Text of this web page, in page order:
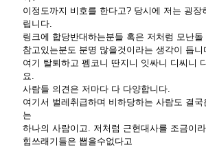
이정도까지 비호를 한다고? 당시에 저는 굉장
립니다.
링크에 합당반대하는분들 혹은 저처럼 모난
참고있는분도 분명 많을것이라는 생각이 듭니
여기 탈퇴하고 펨코니 딴지니 잇싸니 디씨니
요.
사람들 의견은 저마다 다 다양합니다.
여기서 벌레취급하며 비하당하는 사람도 결
는
하나의 사람이고. 저처럼 근현대사를 조금이
힘쓰래기들은 뽑을수없다고